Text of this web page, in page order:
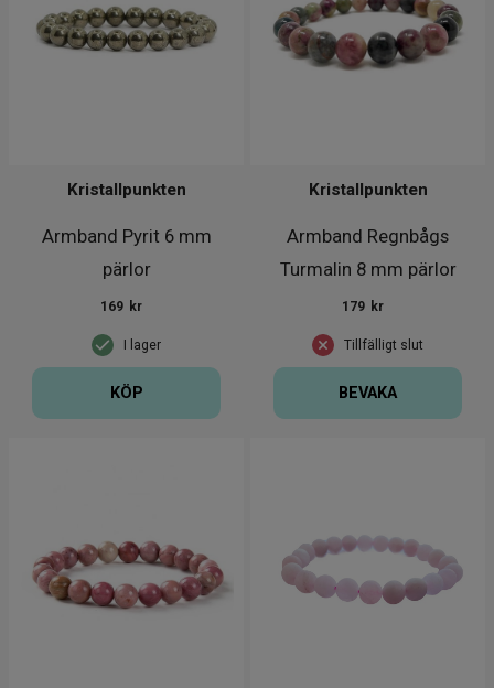
Armband Pyrit 6 mm
pärlor
Kristallpunkten
I lager
169 kr
KÖP
Armband Regnbågs
Turmalin 8 mm pärlor
Kristallpunkten
Tillfälligt slut
179 kr
BEVAKA